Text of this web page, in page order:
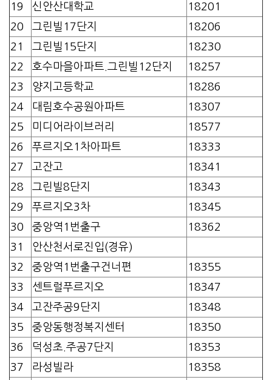
19 신안산대학교
18201
20
그린빌17단지
18206
21
그린빌15단지
18230
22
호수마을아파트.그린빌12단지
18257
23
양지고등학교
18286
24
대림호수공원아파트
18307
25
미디어라이브러리
18577
26
푸르지오1차아파트
18333
27
고잔고
18341
28
그린빌8단지
18343
29
푸르지오3차
18345
30
중앙역1번출구
18362
31
안산천서로진입(경유)
32
중앙역1번출구건너편
18355
33
센트럴푸르지오
18347
34
고잔주공9단지
18348
35
중앙동행정복지센터
18350
36
덕성초.주공7단지
18353
37
라성빌라
18358